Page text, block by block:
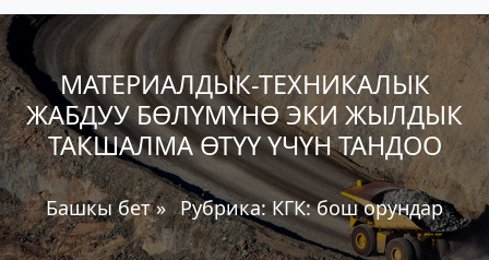
МАТЕРИАЛДЫК-ТЕХНИКАЛЫК
ЖАБДУУ БӨЛҮМҮНӨ ЭКИ ЖЫЛДЫК
ТАКШАЛМА ӨТҮҮ ҮЧҮН ТАНДОО
Башкы бет» Рубрика:КГК: бош орундар